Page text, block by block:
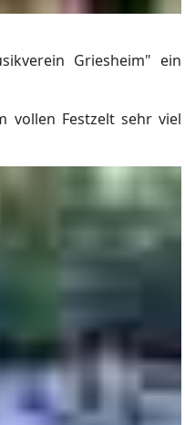
Griesheim" ein
vollen Festzelt sehr viel